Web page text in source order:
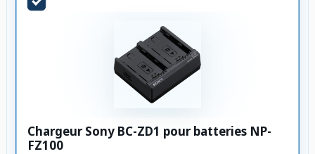
Chargeur Sony BC-ZD1 pour batteries NP-
FZ100